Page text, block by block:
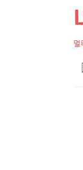
상
세
컨
텐
본
문
제
문글